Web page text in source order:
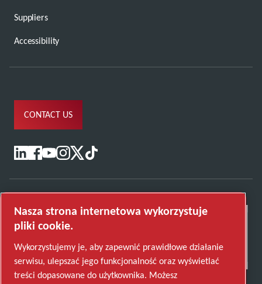
Suppliers
Accessibility
CONTACT US
Nasza strona internetowa wykorzystuje
pliki cookie.
Wykorzystujemy je, aby zapewnić prawidłowe działanie
serwisu, ulepszać jego funkcjonalność oraz wyświetlać
treści dopasowane do użytkownika. Możesz